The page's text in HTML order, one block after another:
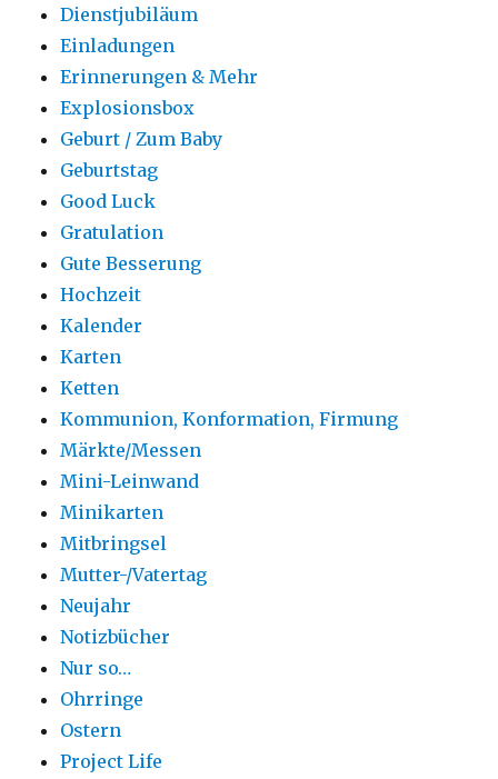
Dienstjubiläum
Einladungen
Erinnerungen & Mehr
Explosionsbox
Geburt / Zum Baby
Geburtstag
Good Luck
Gratulation
Gute Besserung
Hochzeit
Kalender
Karten
Ketten
Kommunion, Konformation, Firmung
Märkte/Messen
Mini-Leinwand
Minikarten
Mitbringsel
Mutter-/Vatertag
Neujahr
Notizbücher
Nur so…
Ohrringe
Ostern
Project Life